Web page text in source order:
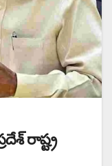
రాష్ట్ర